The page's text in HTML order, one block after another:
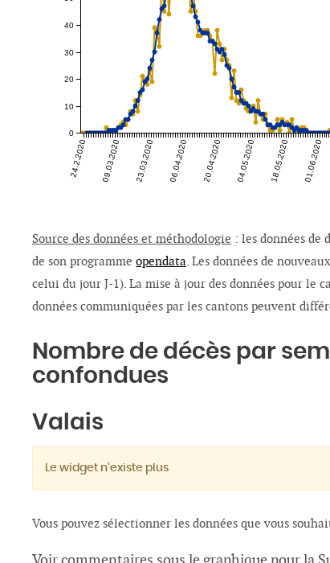
24.2.2020 09.03.2020 23.03.2020 06.04.2020 20.04.2020 04.05.2020 18.05.2020 01.06.2020
0
10
20
30
40
Source des données et méthodologie : les données de
de son programme opendata. Les données de
celui du jour J-1). La mise à jour des données pour le
données communiquées par les cantons peuvent
Nombre de décès par
confondues
Valais
Le widget n'existe plus
Vous pouvez sélectionner les données que vous